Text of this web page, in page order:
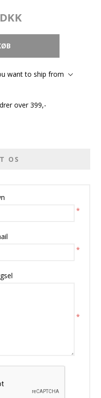
want to ship from
over 399,-
OS
*
*
*